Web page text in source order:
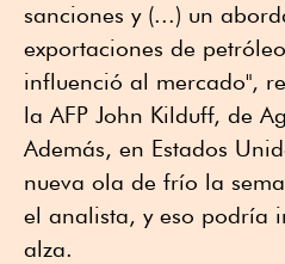
sanciones y (...) un
exportaciones de
influenció al mercado",
la AFP John Kilduff, de
Además, en Estados
nueva ola de frío la
el analista, y eso podría
alza.